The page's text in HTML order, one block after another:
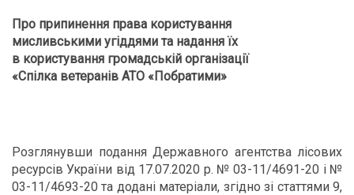
Про припинення права користування
мисливськими угіддями та надання їх
в користування громадській організації
«Спілка ветеранів АТО «Побратими»
Розглянувши подання Державного агентства лісових
ресурсів України від 17.07.2020 р. № 03-11/4691-20 і №
03-11/4693-20 та додані матеріали, згідно зі статтями 9,